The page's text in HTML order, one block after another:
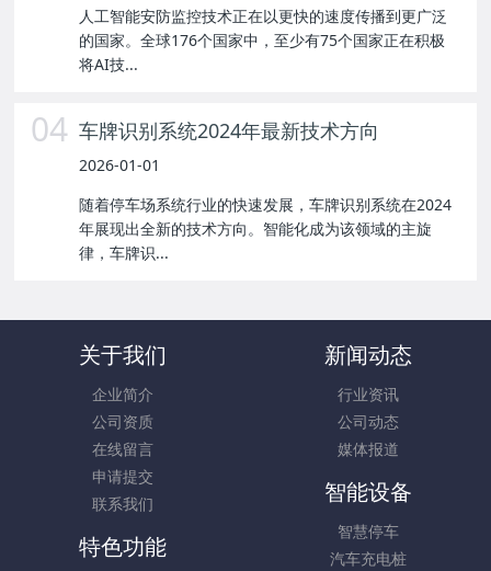
人工智能安防监控技术正在以更快的速度传播到更广泛
的国家。全球176个国家中，至少有75个国家正在积极
将AI技...
04 车牌识别系统2024年最新技术方向
2026-01-01
随着停车场系统行业的快速发展，车牌识别系统在2024
年展现出全新的技术方向。智能化成为该领域的主旋
律，车牌识...
关于我们
企业简介
公司资质
在线留言
申请提交
联系我们
新闻动态
行业资讯
公司动态
媒体报道
智能设备
智慧停车
汽车充电桩
特色功能